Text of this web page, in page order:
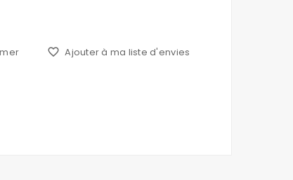
favorite_border Ajouter à ma liste d'envies